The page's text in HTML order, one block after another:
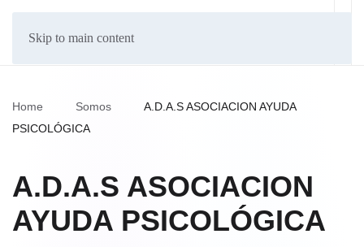
Skip to main content
Home Somos
A.D.A.S ASOCIACION AYUDA
PSICOLÓGICA
A.D.A.S ASOCIACION
AYUDA PSICOLÓGICA